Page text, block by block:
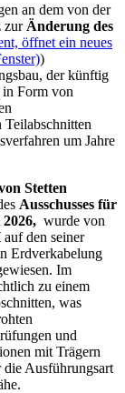
an dem von der
zur Änderung des
öffnet ein neues
)
der künftig
in Form von
um Jahre
Stetten
Ausschusses für
wurde von
auf den seiner
Erdverkabelung
Im
zu einem
was
und
mit Trägern
Ausführungsart